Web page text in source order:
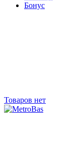
Бонус
Товаров нет